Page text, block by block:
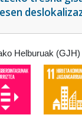
Helburuak (GJH)